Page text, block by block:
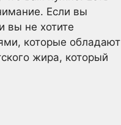
Если вы
вы не хотите
которые обладают
жира, который